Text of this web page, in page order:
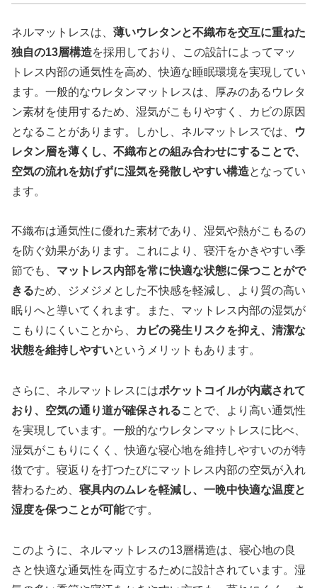
ネルマットレスは、 薄いウレタンと不織布を交互に重ねた
独自の13層構造を採用しており、この設計によってマッ
トレス内部の通気性を高め、快適な睡眠環境を実現してい
ます。一般的なウレタンマットレスは、厚みのあるウレタ
ン素材を使用するため、湿気がこもりやすく、カビの原因
となることがあります。しかし、ネルマットレスでは、
ウ
レタン層を薄くし、不織布との組み合わせにすることで、
空気の流れを妨げずに湿気を発散しやすい構造となってい
ます。
不織布は通気性に優れた素材であり、湿気や熱がこもるの
を防ぐ効果があります。これにより、寝汗をかきやすい季
節でも、 マットレス内部を常に快適な状態に保つことがで
きるため、ジメジメとした不快感を軽減し、より質の高い
眠りへと導いてくれます。また、マットレス内部の湿気が
こもりにくいことから、 カビの発生リスクを抑え、清潔な
状態を維持しやすいというメリットもあります。
さらに、ネルマットレスにはポケットコイルが内蔵されて
おり、空気の通り道が確保されることで、より高い通気性
を実現しています。一般的なウレタンマットレスに比べ、
湿気がこもりにくく、快適な寝心地を維持しやすいのが特
徴です。寝返りを打つたびにマットレス内部の空気が入れ
替わるため、 寝具内のムレを軽減し、一晩中快適な温度と
湿度を保つことが可能です。
このように、ネルマットレスの13層構造は、寝心地の良
さと快適な通気性を両立するために設計されています。湿